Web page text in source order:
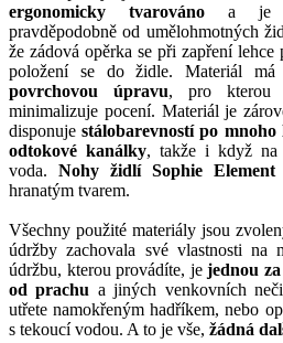
ergonomicky tvarovánoa je
pravděpodobně od umělohmotných
že zádová opěrka se při zapření
položení se do židle. Materiál má
povrchovou úpravu, pro kterou
minimalizuje pocení. Materiál je
disponujestálobarevností po mnoho
odtokové kanálky, takže i když na
voda. Nohy židlí Sophie
hranatým tvarem.
Všechny použité materiály jsou
údržby zachovala své vlastnosti na
údržbu, kterou provádíte, jejednou
od prachu a jiných venkovních
utřete namokřeným hadříkem, nebo
s tekoucí vodou. A to je vše, žádná